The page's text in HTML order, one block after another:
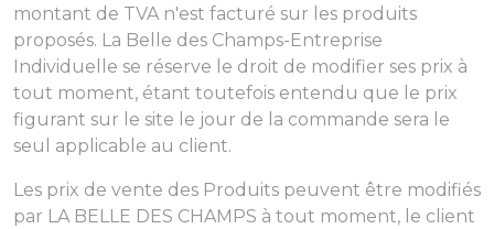
montant de TVA n'est facturé sur les produits
proposés. La Belle des Champs-Entreprise
Individuelle se réserve le droit de modifier ses prix à
tout moment, étant toutefois entendu que le prix
figurant sur le site le jour de la commande sera le
seul applicable au client.
Les prix de vente des Produits peuvent être modifiés
par LA BELLE DES CHAMPS à tout moment, le client